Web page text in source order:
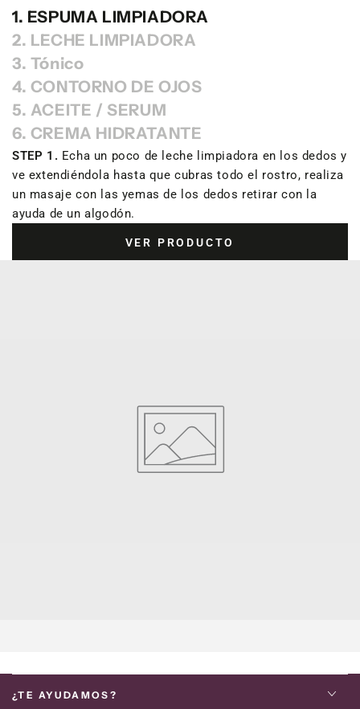
1. ESPUMA LIMPIADORA
2. LECHE LIMPIADORA
3. Tónico
4. CONTORNO DE OJOS
5. ACEITE / SERUM
6. CREMA HIDRATANTE
STEP 1. Echa un poco de leche limpiadora en los dedos y
ve extendiéndola hasta que cubras todo el rostro, realiza
un masaje con las yemas de los dedos retirar con la
ayuda de un algodón.
VER PRODUCTO
¿TE AYUDAMOS?